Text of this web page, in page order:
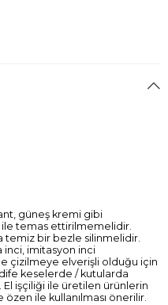
güneş kremi gibi
ile temas ettirilmemelidir.
temiz bir bezle silinmelidir.
inci, imitasyon inci
çizilmeye elverişli olduğu için
keselerde / kutularda
işçiliği ile üretilen ürünlerin
özen ile kullanılması önerilir.